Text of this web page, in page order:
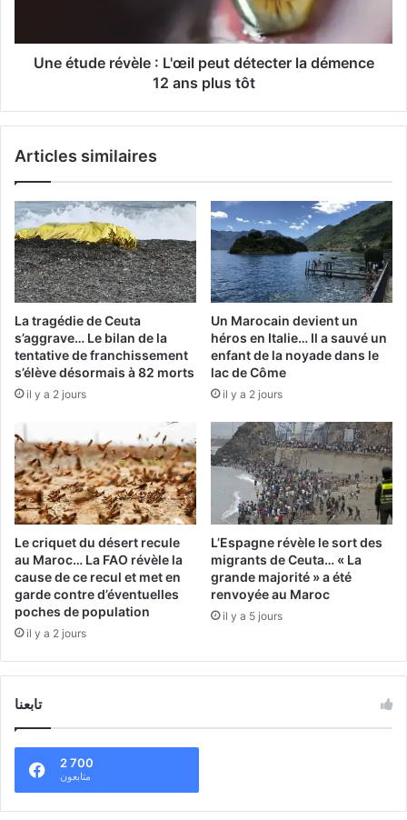
démence
Une étude révèle : L'œil peut détecter la démence
12 ans plus tôt
Articles similaires
La tragédie de Ceuta
s’aggrave… Le bilan de la
tentative de franchissement
s’élève désormais à 82 morts
il y a 2 jours
Un Marocain devient un
héros en Italie… Il a sauvé un
enfant de la noyade dans le
lac de Côme
il y a 2 jours
Le criquet du désert recule
au Maroc… La FAO révèle la
cause de ce recul et met en
garde contre d’éventuelles
poches de population
il y a 2 jours
L’Espagne révèle le sort des
migrants de Ceuta… « La
grande majorité » a été
renvoyée au Maroc
il y a 5 jours
تابعنا
2 700
متابعون